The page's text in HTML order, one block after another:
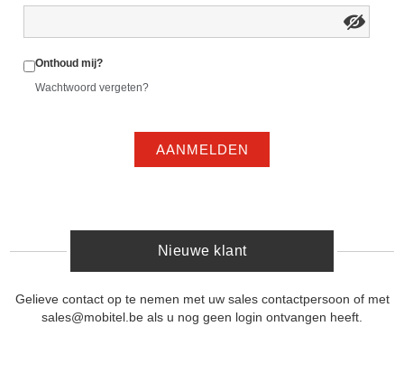
Onthoud mij?
Wachtwoord vergeten?
AANMELDEN
Nieuwe klant
Gelieve contact op te nemen met uw sales contactpersoon of met
sales@mobitel.be als u nog geen login ontvangen heeft.